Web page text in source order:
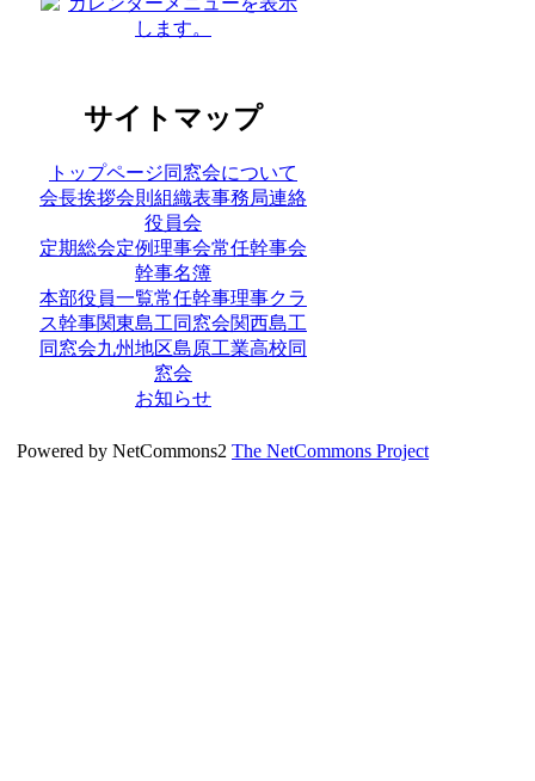
サイトマップ
トップページ同窓会について
会長挨拶会則 組織表事務局連絡
役員会
定期総会定例理事会常任幹事会
幹事名簿
本部役員一覧常任幹事理事クラ
ス幹事関東島工同窓会関西島工
同窓会九州地区島原工業高校同
窓会
お知らせ
Powered by NetCommons2 The NetCommons Project